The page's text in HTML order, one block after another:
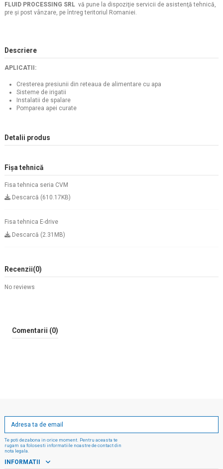
FLUID PROCESSING SRL vă pune la dispoziţie servicii de asistenţă tehnică,
pre şi post vânzare, pe întreg teritoriul Romaniei.
Descriere
APLICATII:
Cresterea presiunii din reteaua de alimentare cu apa
Sisteme de irigatii
Instalatii de spalare
Pomparea apei curate
Detalii produs
Fișa tehnică
Fisa tehnica seria CVM
Descarcă (610.17KB)
Fisa tehnica E-drive
Descarcă (2.31MB)
Recenzii(0)
No reviews
Comentarii (0)
Te poti dezabona in orice moment. Pentru aceasta te
rugam sa folosesti informatiile noastre de contact din
nota legala.
INFORMATII